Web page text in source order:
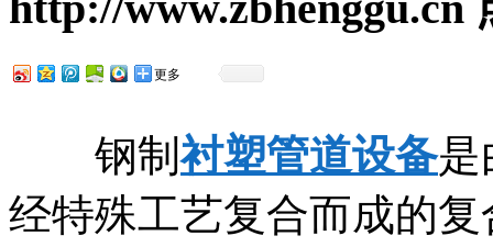
更多
钢制衬塑管道设备是
经特殊工艺复合而成的